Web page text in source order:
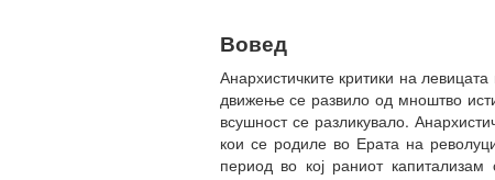
Вовед
Анархистичките критики на
движење се развило од мноштво
всушност се разликувало.
кои се родиле во Ерата на
период во кој раниот